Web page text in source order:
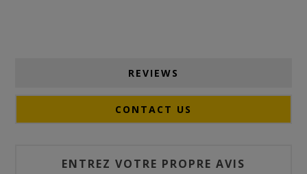
REVIEWS
CONTACT US
ENTREZ VOTRE PROPRE AVIS